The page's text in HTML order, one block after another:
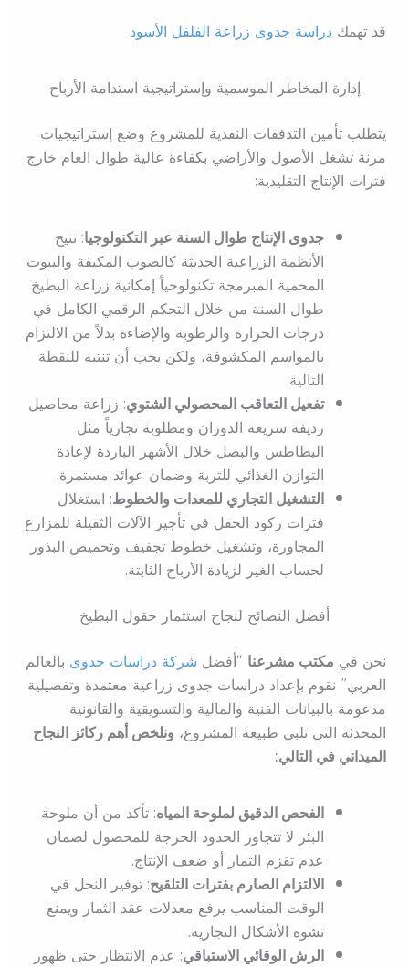
قد تهمك دراسة جدوى زراعة الفلفل الأسود
إدارة المخاطر الموسمية وإستراتيجية استدامة الأرباح
يتطلب تأمين التدفقات النقدية للمشروع وضع إستراتيجيات
مرنة تشغل الأصول والأراضي بكفاءة عالية طوال العام خارج
فترات الإنتاج التقليدية:
جدوى الإنتاج طوال السنة عبر التكنولوجيا: تتيح
الأنظمة الزراعية الحديثة كالصوب المكيفة والبيوت
المحمية المبرمجة تكنولوجياً إمكانية زراعة البطيخ
طوال السنة من خلال التحكم الرقمي الكامل في
درجات الحرارة والرطوبة والإضاءة بدلاً من الالتزام
بالمواسم المكشوفة، ولكن يجب أن تنتبه للنقطة
التالية.
تفعيل التعاقب المحصولي الشتوي: زراعة محاصيل
رديفة سريعة الدوران ومطلوبة تجارياً مثل
البطاطس والبصل خلال الأشهر الباردة لإعادة
التوازن الغذائي للتربة وضمان عوائد مستمرة.
التشغيل التجاري للمعدات والخطوط: استغلال
فترات ركود الحقل في تأجير الآلات الثقيلة للمزارع
المجاورة، وتشغيل خطوط تجفيف وتحميص البذور
لحساب الغير لزيادة الأرباح الثابتة.
أفضل النصائح لنجاح استثمار حقول البطيخ
نحن في مكتب مشرعنا“أفضل شركة دراسات جدوىبالعالم
العربي” نقوم بإعداد دراسات جدوى زراعية معتمدة وتفصيلية
مدعومة بالبيانات الفنية والمالية والتسويقية والقانونية
المحدثة التي تلبي طبيعة المشروع، ونلخص أهم ركائز النجاح
الميداني في التالي:
الفحص الدقيق لملوحة المياه: تأكد من أن ملوحة
البئر لا تتجاوز الحدود الحرجة للمحصول لضمان
عدم تقزم الثمار أو ضعف الإنتاج.
الالتزام الصارم بفترات التلقيح: توفير النحل في
الوقت المناسب يرفع معدلات عقد الثمار ويمنع
تشوه الأشكال التجارية.
الرش الوقائي الاستباقي: عدم الانتظار حتى ظهور